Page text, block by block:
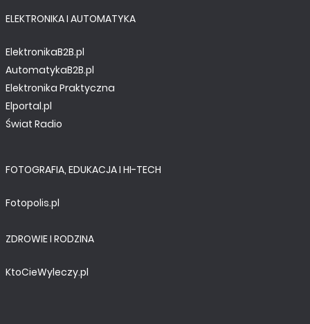
ELEKTRONIKA I AUTOMATYKA
ElektronikaB2B.pl
AutomatykaB2B.pl
Elektronika Praktyczna
Elportal.pl
Świat Radio
FOTOGRAFIA, EDUKACJA I HI-TECH
Fotopolis.pl
ZDROWIE I RODZINA
KtoCieWyleczy.pl